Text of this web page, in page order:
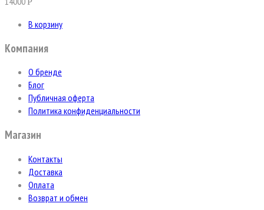
В корзину
Компания
О бренде
Блог
Публичная оферта
Политика конфиденциальности
Магазин
Контакты
Доставка
Оплата
Возврат и обмен